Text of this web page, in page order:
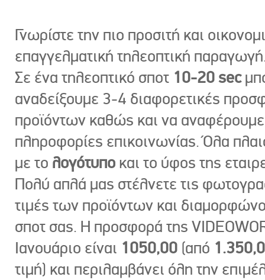
Γνωρίστε την πιο προσιτή και
επαγγελματική τηλεοπτική
Σε ένα τηλεοπτικό σποτ 10-20 sec
αναδείξουμε 3-4 διαφορετικές
προϊόντων καθώς και να
πληροφορίες επικοινωνίας. Όλα
με το λογότυπο και το ύφος της
Πολύ απλά μας στέλνετε τις
τιμές των προϊόντων και
σποτ σας. Η προσφορά της
Ιανουάριο είναι 1050,00 (από
τιμή) και περιλαμβάνει όλη την